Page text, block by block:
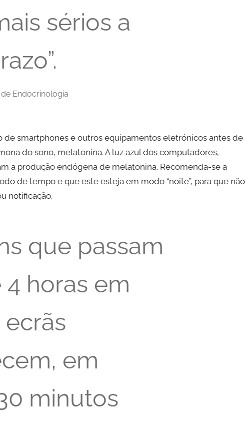
sérios a
Endocrinologia
smartphones e outros equipamentos eletrónicos antes de
do sono, melatonina. A luz azul dos computadores,
a produção endógena de melatonina. Recomenda-se a
de tempo e que este esteja em modo “noite”, para que não
notificação.
que passam
4 horas em
em
minutos